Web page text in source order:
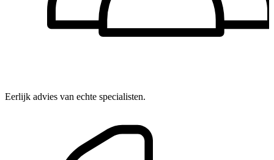
Eerlijk advies van echte specialisten.